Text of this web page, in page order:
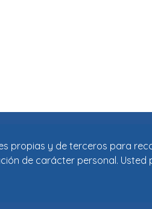
propias y de terceros para
de carácter personal. Usted